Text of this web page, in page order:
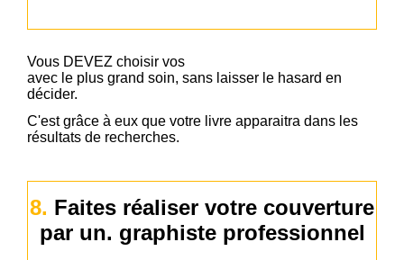
Vous DEVEZ choisir vos
avec le plus grand soin, sans laisser le hasard en
décider.
C'est grâce à eux que votre livre apparaitra dans les
résultats de recherches.
8. Faites réaliser votre couverture
par un. graphiste professionnel